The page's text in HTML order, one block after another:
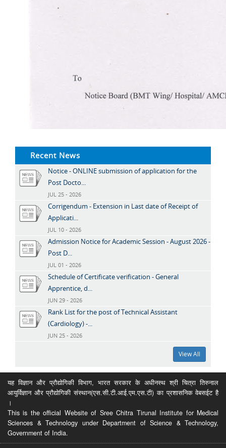
Recent News
Notice - ONLINE submission of application for the
Post Docto...
JUL 25 - 2026
Corrigendum - Extension in Last date of Receipt of
Applicati...
JUL 10 - 2026
Admission Notice for Academic Session - August 2026 -
Post D...
JUL 01 - 2026
Schedule of Certificate verification - General
Apprentice, d...
JUN 29 - 2026
Rank List for the post of Technical Assistant
(Cardiology) -...
JUN 25 - 2026
View All
यह विज्ञान और प्रौद्योगिकी विभाग, भारत सरकार के अधीनस्थ श्री चित्रा तिरुनाल
आयुर्विज्ञान और प्रौद्योगिकी संस्थान(एस.सी.टी.आई.एम.एस.टी) का प्रशासनिक वेबसईट है
।
This is the official Website of Sree Chitra Tirunal Institute for Medical
Sciences & Technology under Department of Science & Technology,
Government of India.